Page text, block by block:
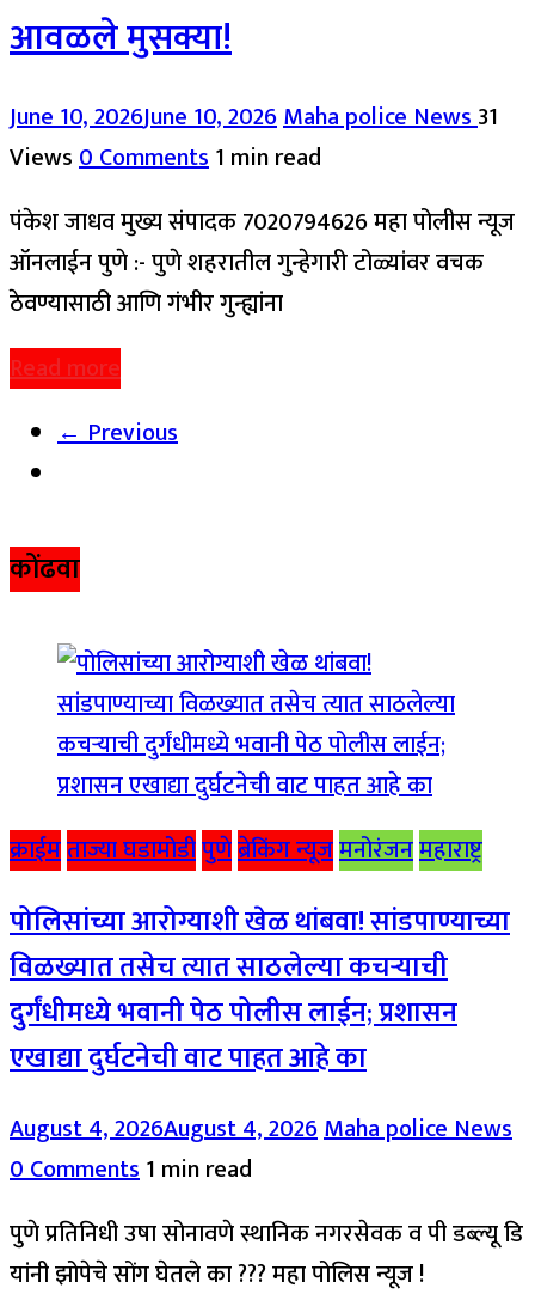
आवळले मुसक्या!
June 10, 2026June 10, 2026Maha police News31
Views0 Comments1 min read
पंकेश जाधव मुख्य संपादक 7020794626 महा पोलीस न्यूज
ऑनलाईन पुणे :- पुणे शहरातील गुन्हेगारी टोळ्यांवर वचक
ठेवण्यासाठी आणि गंभीर गुन्ह्यांना
Read more
← Previous
कोंढवा
क्राईमताज्या घडामोडीपुणेब्रेकिंग न्यूजमनोरंजनमहाराष्ट्र
पोलिसांच्या आरोग्याशी खेळ थांबवा! सांडपाण्याच्या
विळख्यात तसेच त्यात साठलेल्या कचऱ्याची
दुर्गंधीमध्ये भवानी पेठ पोलीस लाईन; प्रशासन
एखाद्या दुर्घटनेची वाट पाहत आहे का
August 4, 2026August 4, 2026Maha police News
0 Comments1 min read
पुणे प्रतिनिधी उषा सोनावणे स्थानिक नगरसेवक व पी डब्ल्यू डि
यांनी झोपेचे सोंग घेतले का ??? महा पोलिस न्यूज !